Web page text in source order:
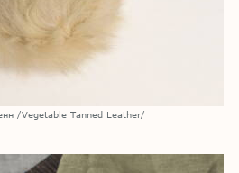
/Vegetable Tanned Leather/